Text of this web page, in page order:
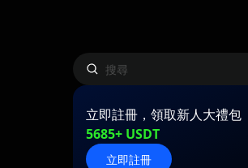
立即註冊，領取新人大禮包
5685+ USDT
立即註冊